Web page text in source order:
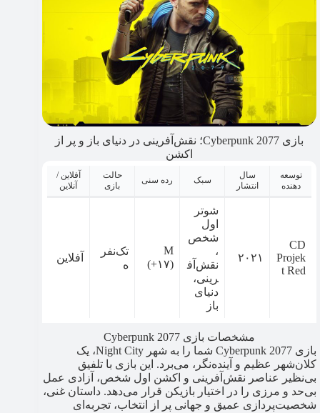
بازی Cyberpunk 2077؛ نقش‌آفرینی در دنیای باز و پر از
اکشن
توسعه
دهنده
سال
انتشار
سبک رده سنی
حالت
بازی
آفلاین /
آنلاین
CD
Projek
t Red
۲۰۲۱
شوتر
اول
شخص
،
نقش‌آف
رینی،
دنیای
باز
M
(+۱۷)
تک‌نفر
ه
آفلاین
مشخصات بازی Cyberpunk 2077
بازی Cyberpunk 2077 شما را به شهر Night City، یک
کلان‌شهر عظیم و آینده‌نگر، می‌برد. این بازی با تلفیق
بی‌نظیر عناصر نقش‌آفرینی و اکشن اول شخص، آزادی عمل
بی‌حد و مرزی را در اختیار بازیکن قرار می‌دهد. داستان غنی،
شخصیت‌پردازی عمیق و جهانی پر از انتخاب، تجربه‌ای